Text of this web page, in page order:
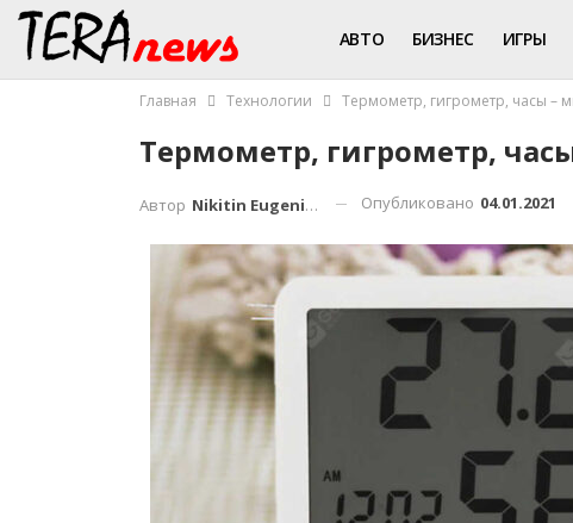
АВТО БИЗНЕС ИГРЫ
Главная Технологии Термометр, гигрометр, часы –
Термометр, гигрометр,
Автор Nikitin Eugenius Опубликовано 04.01.2021